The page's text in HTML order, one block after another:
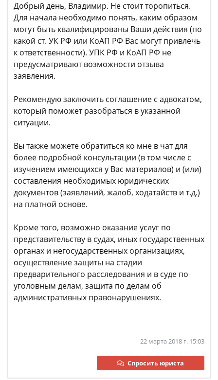
Добрый день, Владимир. Не стоит торопиться.
Для начала необходимо понять, каким образом
могут быть квалифицированы Ваши действия (по
какой ст. УК РФ или КоАП РФ Вас могут привлечь
к ответственности). УПК РФ и КоАП РФ не
предусматривают возможности отзыва
заявления.
Рекомендую заключить соглашение с адвокатом,
который поможет разобраться в указанной
ситуации.
Вы также можете обратиться ко мне в чат для
более подробной консультации (в том числе с
изучением имеющихся у Вас материалов) и (или)
составления необходимых юридических
документов (заявлений, жалоб, ходатайств и т.д.)
на платной основе.
Кроме того, возможно оказание услуг по
представительству в судах, иных государственных
органах и негосударственных организациях,
осуществление защиты на стадии
предварительного расследования и в суде по
уголовным делам, защита по делам об
административных правонарушениях.
22 марта 2018 г. 15:03
Спросить юриста